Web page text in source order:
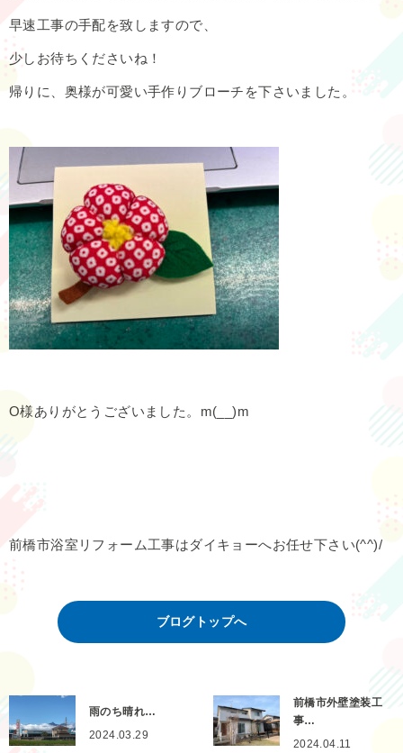
早速工事の手配を致しますので、
少しお待ちくださいね！
帰りに、奥様が可愛い手作りブローチを下さいました。
O様ありがとうございました。m(__)m
前橋市浴室リフォーム工事はダイキョーへお任せ下さい(^^)/
ブログトップへ
雨のち晴れ…
2024.03.29
前橋市外壁塗装工
事…
2024.04.11